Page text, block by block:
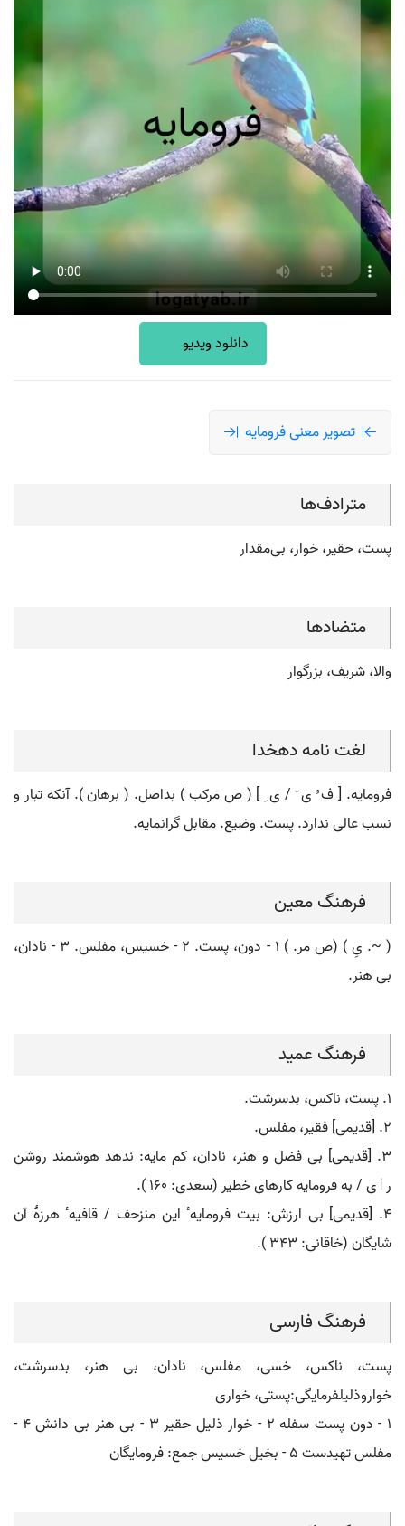
دانلود ویدیو
تصویر معنی فرومایه
مترادف‌ها
پست، حقیر، خوار، بی‌مقدار
متضادها
والا، شریف، بزرگوار
لغت نامه دهخدا
فرومایه. [ ف ُ ی َ / ی ِ ] ( ص مرکب ) بداصل. ( برهان ). آنکه تبار و
نسب عالی ندارد. پست. وضیع. مقابل گرانمایه.
فرهنگ معین
( ~. یِ ) (ص مر. ) ۱ - دون، پست. ۲ - خسیس، مفلس. ۳ - نادان،
بی هنر.
فرهنگ عمید
۱. پست، ناکس، بدسرشت.
۲. [قدیمی] فقیر، مفلس.
۳. [قدیمی] بی فضل و هنر، نادان، کم مایه: ندهد هوشمند روشن
رٲی / به فرومایه کارهای خطیر (سعدی: ۱۶۰ ).
۴. [قدیمی] بی ارزش: بیت فرومایهٴ این منزحف / قافیهٴ هرزۀ آن
شایگان (خاقانی: ۳۴۳ ).
فرهنگ فارسی
پست، ناکس، خسی، مفلس، نادان، بی هنر، بدسرشت،
خواروذلیلفرمایگی:پستی، خواری
۱ - دون پست سفله ۲ - خوار ذلیل حقیر ۳ - بی هنر بی دانش ۴ -
مفلس تهیدست ۵ - بخیل خسیس جمع: فرومایگان